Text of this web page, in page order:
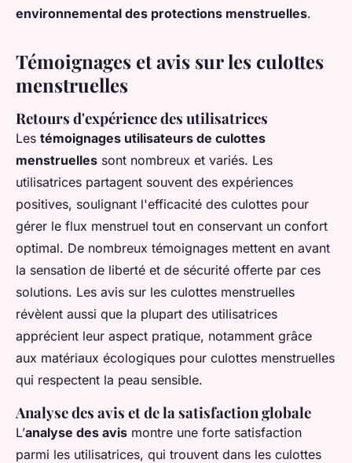
environnemental des protections menstruelles.
Témoignages et avis sur les culottes
menstruelles
Retours d'expérience des utilisatrices
Les témoignages utilisateurs de culottes
menstruelles sont nombreux et variés. Les
utilisatrices partagent souvent des expériences
positives, soulignant l'efficacité des culottes pour
gérer le flux menstruel tout en conservant un confort
optimal. De nombreux témoignages mettent en avant
la sensation de liberté et de sécurité offerte par ces
solutions. Les avis sur les culottes menstruelles
révèlent aussi que la plupart des utilisatrices
apprécient leur aspect pratique, notamment grâce
aux matériaux écologiques pour culottes menstruelles
qui respectent la peau sensible.
Analyse des avis et de la satisfaction globale
L’analyse des avis montre une forte satisfaction
parmi les utilisatrices, qui trouvent dans les culottes